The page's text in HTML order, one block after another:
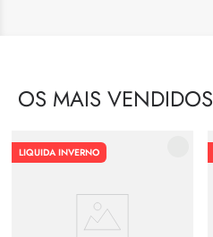
OS MAIS VENDIDOS
LIQUIDA INVERNO